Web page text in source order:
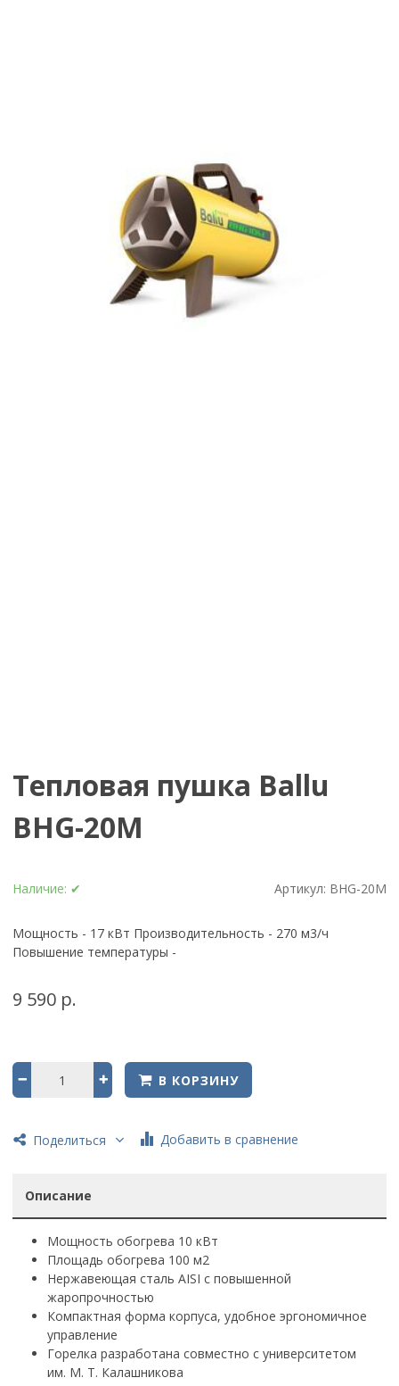
Тепловая пушка Ballu
BHG-20M
Наличие: ✔ Артикул: BHG-20M
Мощность - 17 кВт Производительность - 270 м3/ч
Повышение температуры -
9 590 р.
В КОРЗИНУ
Поделиться Добавить в сравнение
Описание
Мощность обогрева 10 кВт
Площадь обогрева 100 м2
Нержавеющая сталь AISI с повышенной
жаропрочностью
Компактная форма корпуса, удобное эргономичное
управление
Горелка разработана совместно с университетом
им. М. Т. Калашникова